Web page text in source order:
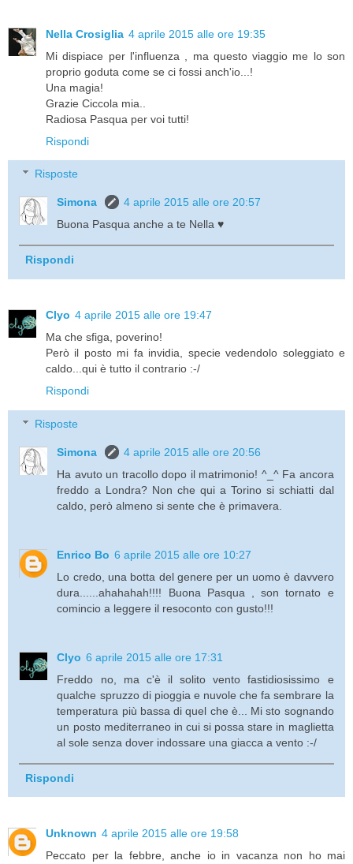
Nella Crosiglia 4 aprile 2015 alle ore 19:35
Mi dispiace per l'influenza , ma questo viaggio me lo son
proprio goduta come se ci fossi anch'io...!
Una magia!
Grazie Ciccola mia..
Radiosa Pasqua per voi tutti!
Rispondi
Risposte
Simona
4 aprile 2015 alle ore 20:57
Buona Pasqua anche a te Nella ♥
Rispondi
Clyo 4 aprile 2015 alle ore 19:47
Ma che sfiga, poverino!
Però il posto mi fa invidia, specie vedendolo soleggiato e
caldo...qui è tutto il contrario :-/
Rispondi
Risposte
Simona
4 aprile 2015 alle ore 20:56
Ha avuto un tracollo dopo il matrimonio! ^_^ Fa ancora
freddo a Londra? Non che qui a Torino si schiatti dal
caldo, però almeno si sente che è primavera.
Enrico Bo 6 aprile 2015 alle ore 10:27
Lo credo, una botta del genere per un uomo è davvero
dura......ahahahah!!!! Buona Pasqua , son tornato e
comincio a leggere il resoconto con gusto!!!
Clyo 6 aprile 2015 alle ore 17:31
Freddo no, ma c'è il solito vento fastidiosissimo e
qualche spruzzo di pioggia e nuvole che fa sembrare la
temperatura più bassa di quel che è... Mi sto sognando
un posto mediterraneo in cui si possa stare in maglietta
al sole senza dover indossare una giacca a vento :-/
Rispondi
Unknown 4 aprile 2015 alle ore 19:58
Peccato per la febbre, anche io in vacanza non ho mai